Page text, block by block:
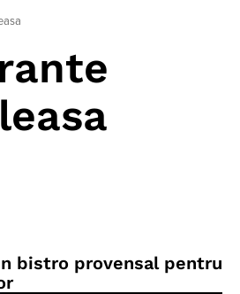
bistro provensal pentru